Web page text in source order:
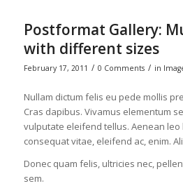
Postformat Gallery:
with different sizes
February 17, 2011 / 0 Comments / in
Nullam dictum felis eu pede mollis
Cras dapibus. Vivamus elementum
vulputate eleifend tellus. Aenean leo
consequat vitae, eleifend ac, enim.
Donec quam felis, ultricies nec,
sem.